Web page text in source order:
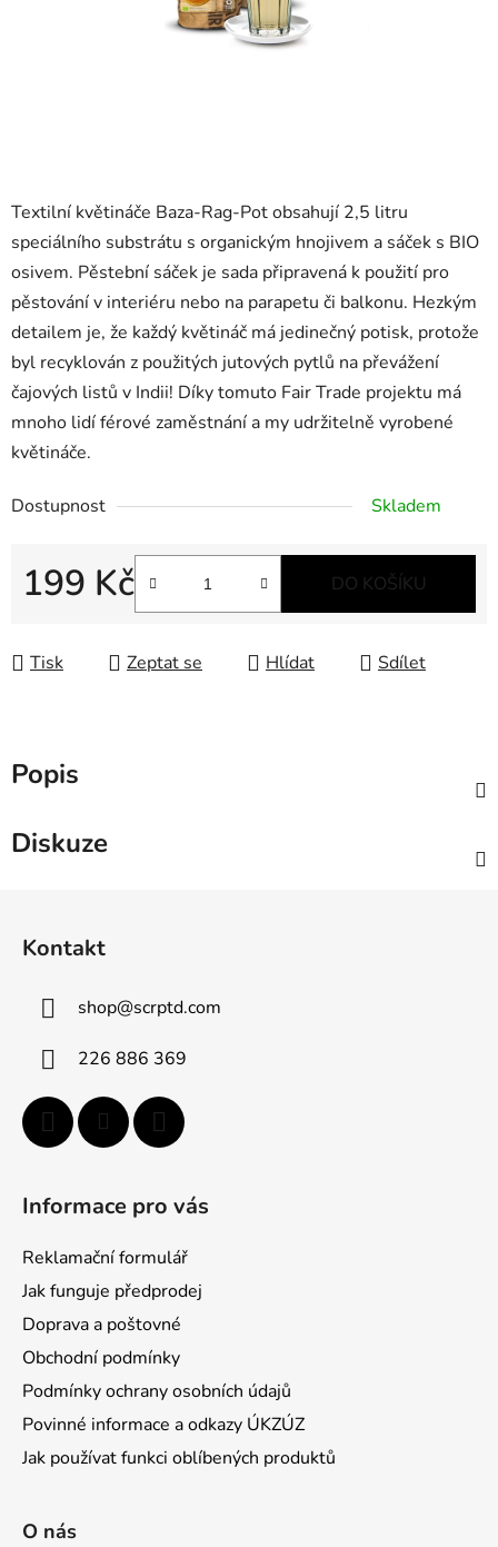
Textilní květináče Baza-Rag-Pot obsahují 2,5 litru
speciálního substrátu s organickým hnojivem a sáček s BIO
osivem. Pěstební sáček je sada připravená k použití pro
pěstování v interiéru nebo na parapetu či balkonu. Hezkým
detailem je, že každý květináč má jedinečný potisk, protože
byl recyklován z použitých jutových pytlů na převážení
čajových listů v Indii! Díky tomuto Fair Trade projektu má
mnoho lidí férové zaměstnání a my udržitelně vyrobené
květináče.
Dostupnost Skladem
199 Kč DO KOŠÍKU
Tisk Zeptat se Hlídat Sdílet
Popis
Diskuze
Kontakt
shop@scrptd.com
226 886 369
Informace pro vás
Reklamační formulář
Jak funguje předprodej
Doprava a poštovné
Obchodní podmínky
Podmínky ochrany osobních údajů
Povinné informace a odkazy ÚKZÚZ
Jak používat funkci oblíbených produktů
O nás